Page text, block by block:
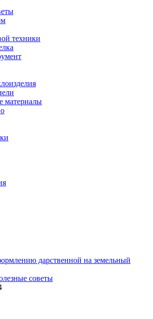
техники
материалы
дарственной на земельный
советы